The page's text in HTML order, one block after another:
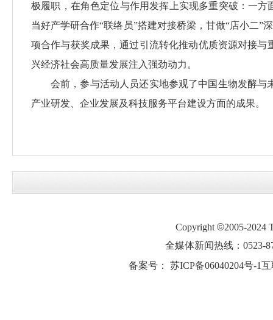
极履职，在角色定位与作用发挥上实现多重突破：一方
当好产学研合作“联络员”搭建对接桥梁，甘做“店小二”
项合作与获奖成果，通过引流转化推动优质资源对接
兴经济社会高质量发展注入强劲动力。
会前，参与活动人员还实地参观了中国生物发酵
产业研发、企业发展及科技服务平台建设方面的成果。
Copyright ©2005-2024
全媒体新闻热线：0523-
备案号： 苏ICP备06040204号-1互